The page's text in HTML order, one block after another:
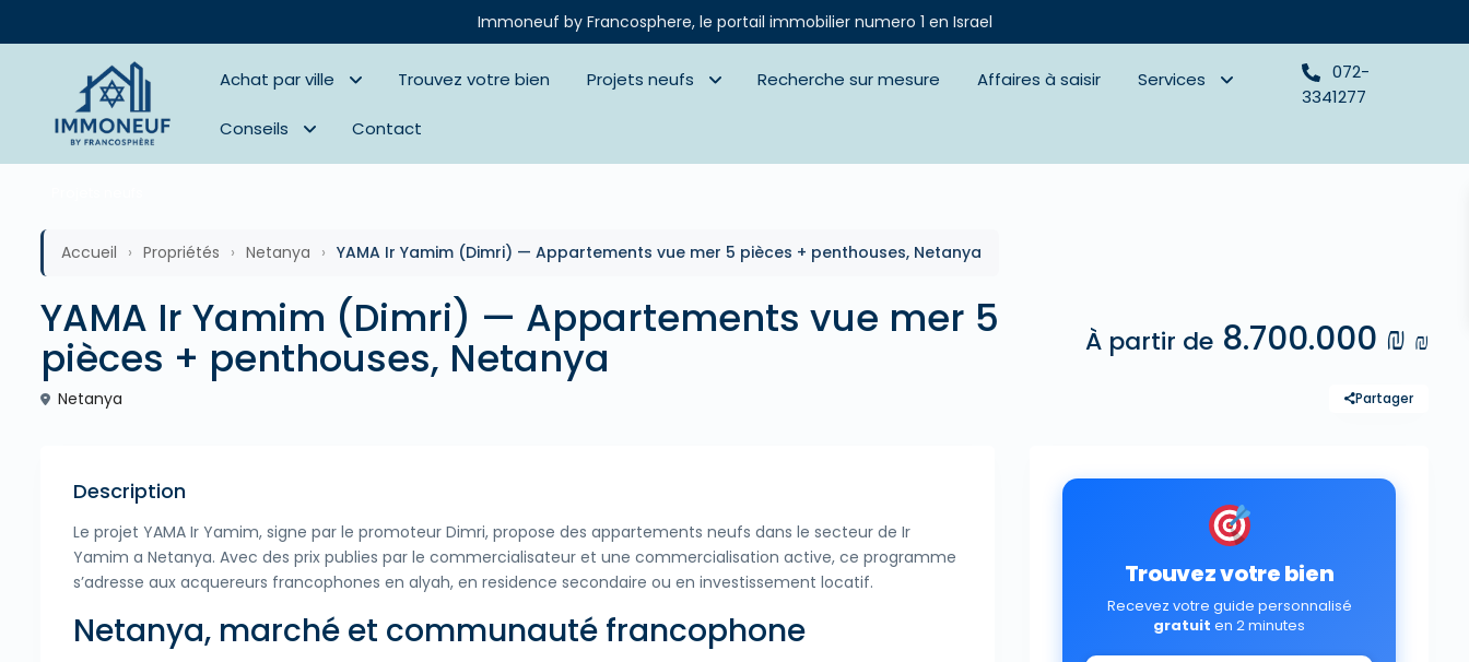
Immoneuf by Francosphere, le portail immobilier numero 1 en Israel
Achat par ville Trouvez votre bien Projets neufs Recherche sur mesure Affaires à saisir Services
Conseils Contact
072-
3341277
Accueil › Propriétés › Netanya › YAMA Ir Yamim (Dimri) — Appartements vue mer 5 pièces + penthouses, Netanya
YAMA Ir Yamim (Dimri) — Appartements vue mer 5
pièces + penthouses, Netanya À partir de 8.700.000 ₪ ₪
Netanya Partager
Description
Le projet YAMA Ir Yamim, signe par le promoteur Dimri, propose des appartements neufs dans le secteur de Ir
Yamim a Netanya. Avec des prix publies par le commercialisateur et une commercialisation active, ce programme
s’adresse aux acquereurs francophones en alyah, en residence secondaire ou en investissement locatif.
Netanya, marché et communauté francophone
Trouvez votre bien
Recevez votre guide personnalisé
gratuit en 2 minutes